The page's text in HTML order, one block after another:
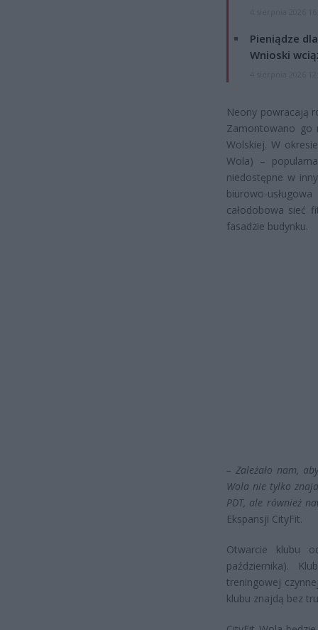
Pieniądze
Wnioski
Neony powracają
Zamontowano go
Wolskiej. W
Wola) –
niedostępne w
biurowo-
całodobowa sieć
fasadzie budynku.
– Zależało nam,
Wola nie tylko
PDT, ale również
Ekspansji CityFit.
Otwarcie klubu
października).
treningowej
klubu znajdą bez